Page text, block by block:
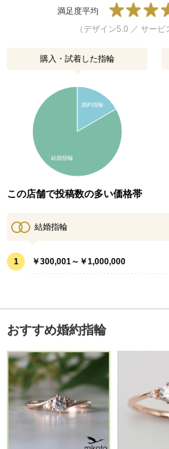
満足度平均
（デザイン5.0 ／ サービ
購入・試着した指輪
婚約指輪
結婚指輪
この店舗で投稿数の多い価格帯
結婚指輪
1 ￥300,001～￥1,000,000
おすすめ婚約指輪